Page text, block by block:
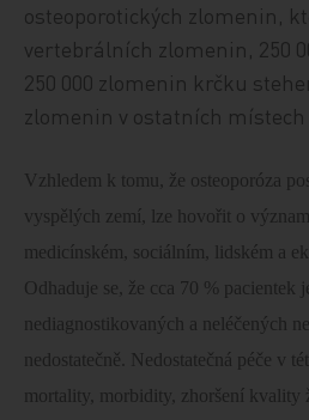
osteoporotických zlomenin,
vertebrálních zlomenin, 250
250 000 zlomenin krčku
zlomenin v ostatních místech
Vzhledem k tomu, že osteoporóza
vyspělých zemí, lze hovořit o
medicínském, sociálním, lidském a
Odhaduje se, že cca 70 % pacientek
nediagnostikovaných a neléčených
nedostatečně. Nedostatečná péče v
mortality, morbidity, zhoršení kvality